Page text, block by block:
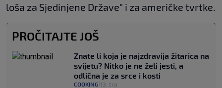
loša za Sjedinjene Države" i za američke tvrtke.
PROČITAJTE JOŠ
Znate li koja je najzdravija žitarica na
svijetu? Nitko je ne želi jesti, a
odlična je za srce i kosti
COOKING 13. tra.